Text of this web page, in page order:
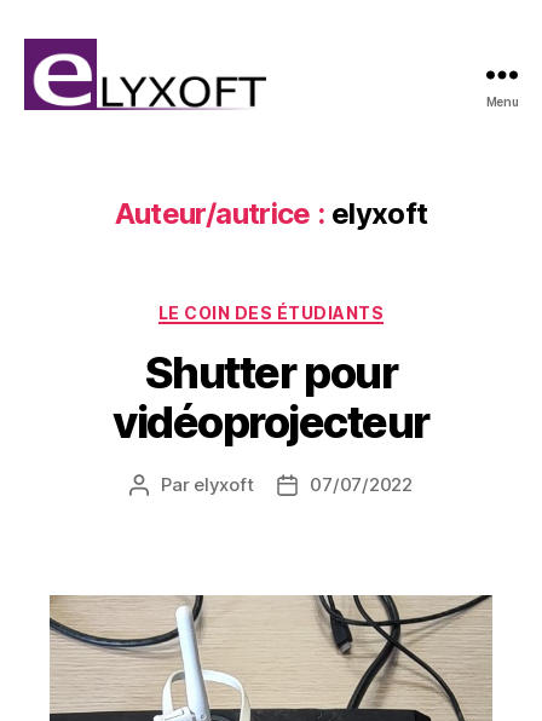
Menu
Auteur/autrice : elyxoft
Catégories
LE COIN DES ÉTUDIANTS
Shutter pour
vidéoprojecteur
Auteur
Par elyxoft
Date07/07/2022